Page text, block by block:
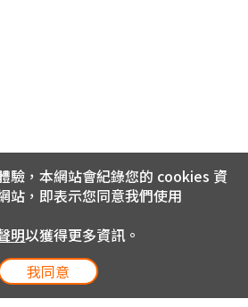
驗，本網站會紀錄您的 cookies 資
站，即表示您同意我們使用
明以獲得更多資訊。
我同意